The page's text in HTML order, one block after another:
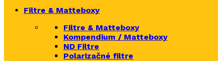
Filtre & Matteboxy
Filtre & Matteboxy
Kompendium / Matteboxy
ND Filtre
Polarizačné filtre